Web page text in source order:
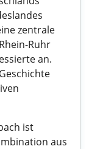
zentrale
Ruhr
an.
ist
aus